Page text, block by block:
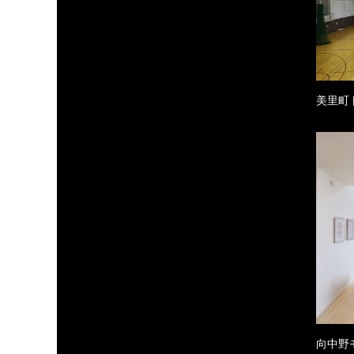
美里町
向中野